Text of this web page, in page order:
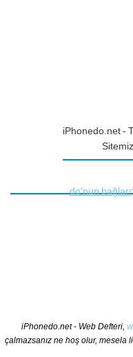
iPhonedo.net -
do'nun bağları
iPhonedo.net - Web Defteri,
çalmazsanız ne hoş olur, mesela